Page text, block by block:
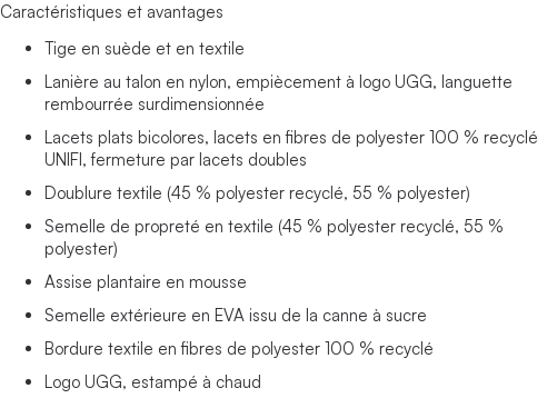
Caractéristiques et avantages
Tige en suède et en textile
Lanière au talon en nylon, empiècement à logo UGG, languette
rembourrée surdimensionnée
Lacets plats bicolores, lacets en fibres de polyester 100 % recyclé
UNIFI, fermeture par lacets doubles
Doublure textile (45 % polyester recyclé, 55 % polyester)
Semelle de propreté en textile (45 % polyester recyclé, 55 %
polyester)
Assise plantaire en mousse
Semelle extérieure en EVA issu de la canne à sucre
Bordure textile en fibres de polyester 100 % recyclé
Logo UGG, estampé à chaud